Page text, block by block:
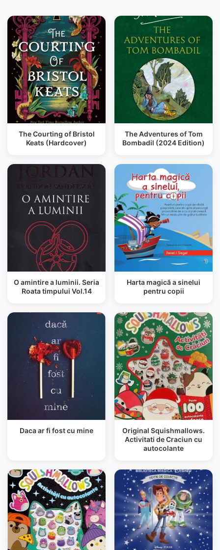
The Courting of Bristol
Keats (Hardcover)
The Adventures of Tom
Bombadil (2024 Edition)
O amintire a luminii. Seria
Roata timpului Vol.14
Harta magică a sinelui
pentru copii
Daca ar fi fost cu mine
Original Squishmallows.
Activitati de Craciun cu
autocolante